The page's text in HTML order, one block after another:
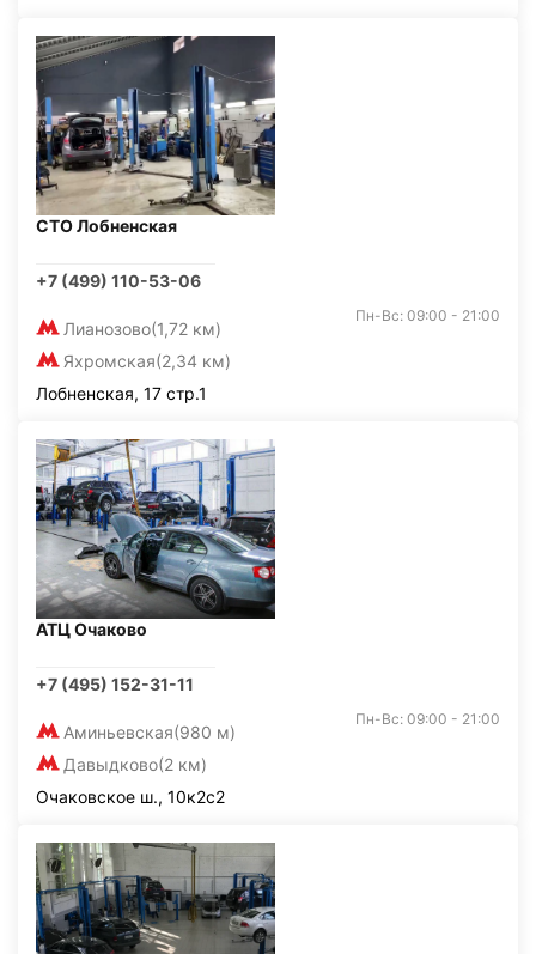
СТО Лобненская
+7 (499) 110-53-06
Лианозово(1,72 км)
Яхромская(2,34 км)
Пн-Вс: 09:00 - 21:00
Лобненская, 17 стр.1
АТЦ Очаково
+7 (495) 152-31-11
Аминьевская(980 м)
Давыдково(2 км)
Пн-Вс: 09:00 - 21:00
Очаковское ш., 10к2с2